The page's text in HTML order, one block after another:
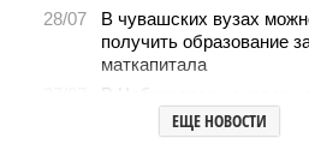
28/07
В чувашских вузах
получить образование
маткапитала
В Чебоксарах началась
готовности школ и
новому учебному году
ЕЩЕ НОВОСТИ